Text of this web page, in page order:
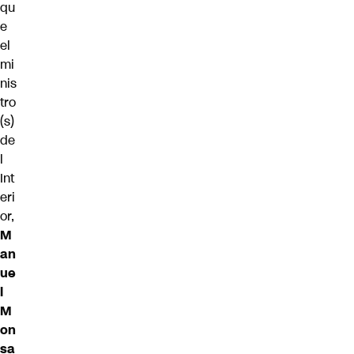
qu
e
el
mi
nis
tro
(s)
de
l
Int
eri
or,
M
an
ue
l
M
on
sa